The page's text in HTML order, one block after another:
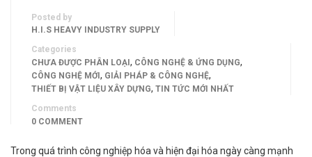
Posted by
H.I.S HEAVY INDUSTRY SUPPLY
Categories
CHƯA ĐƯỢC PHÂN LOẠI, CÔNG NGHỆ & ỨNG DỤNG,
CÔNG NGHỆ MỚI, GIẢI PHÁP & CÔNG NGHỆ,
THIẾT BỊ VẬT LIỆU XÂY DỰNG, TIN TỨC MỚI NHẤT
Comments
0 COMMENT
Trong quá trình công nghiệp hóa và hiện đại hóa ngày càng mạnh